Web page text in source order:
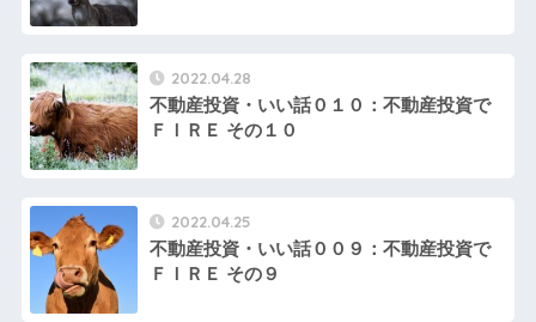
2022.04.28
不動産投資・いい話０１０：不動産投資で
ＦＩＲＥ その１０
2022.04.25
不動産投資・いい話００９：不動産投資で
ＦＩＲＥ その９